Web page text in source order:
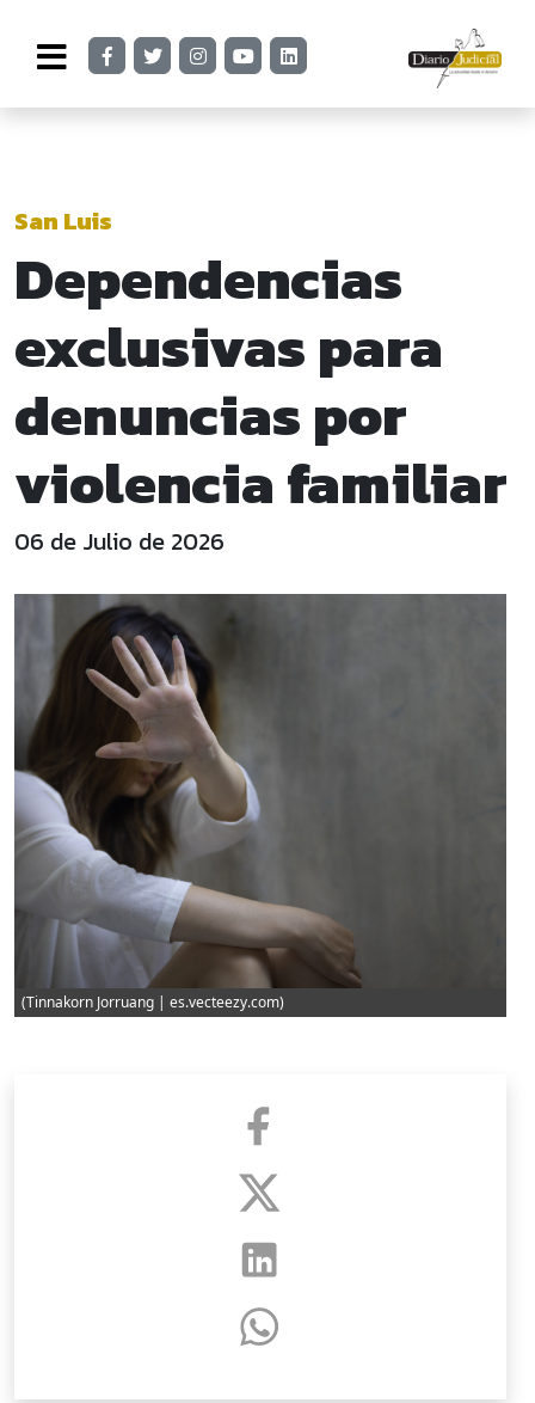
San Luis
Dependencias
exclusivas para
denuncias por
violencia familiar
06 de Julio de 2026
(Tinnakorn Jorruang | es.vecteezy.com)